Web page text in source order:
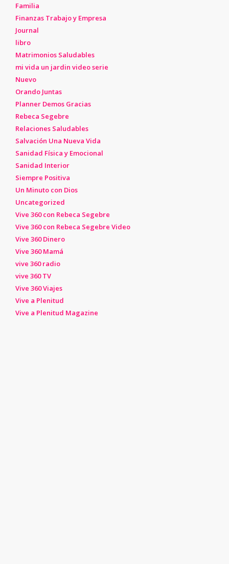
Familia
Finanzas Trabajo y Empresa
Journal
libro
Matrimonios Saludables
mi vida un jardin video serie
Nuevo
Orando Juntas
Planner Demos Gracias
Rebeca Segebre
Relaciones Saludables
Salvación Una Nueva Vida
Sanidad Física y Emocional
Sanidad Interior
Siempre Positiva
Un Minuto con Dios
Uncategorized
Vive 360 con Rebeca Segebre
Vive 360 con Rebeca Segebre Video
Vive 360 Dinero
Vive 360 Mamá
vive 360 radio
vive 360 TV
Vive 360 Viajes
Vive a Plenitud
Vive a Plenitud Magazine